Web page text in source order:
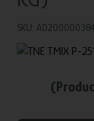
SKU: AD200000384